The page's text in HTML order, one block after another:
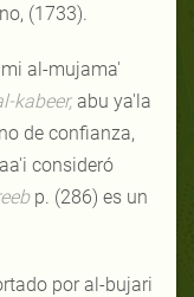
(1733).
al-mujama'
kabeer, abu ya'la
de confianza,
consideró
p. (286) es un
por al-bujari